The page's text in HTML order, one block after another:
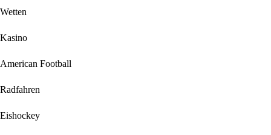
Wetten
Kasino
American Football
Radfahren
Eishockey